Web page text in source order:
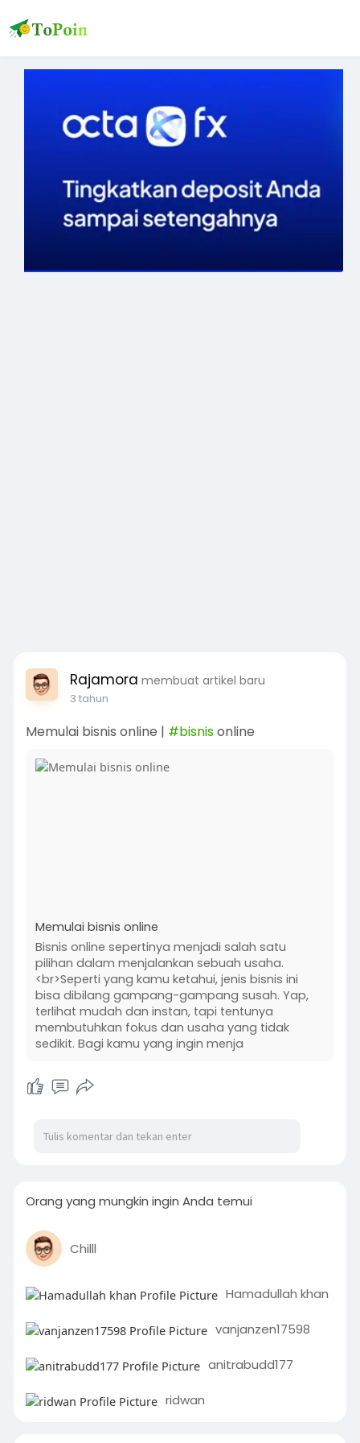
Rajamora membuat artikel baru
3 tahun
Memulai bisnis online | #bisnisonline
Memulai bisnis online
Bisnis online sepertinya menjadi salah satu
pilihan dalam menjalankan sebuah usaha.
<br>Seperti yang kamu ketahui, jenis bisnis ini
bisa dibilang gampang-gampang susah. Yap,
terlihat mudah dan instan, tapi tentunya
membutuhkan fokus dan usaha yang tidak
sedikit. Bagi kamu yang ingin menja
Orang yang mungkin ingin Anda temui
Chilll
Hamadullah khan
vanjanzen17598
anitrabudd177
ridwan